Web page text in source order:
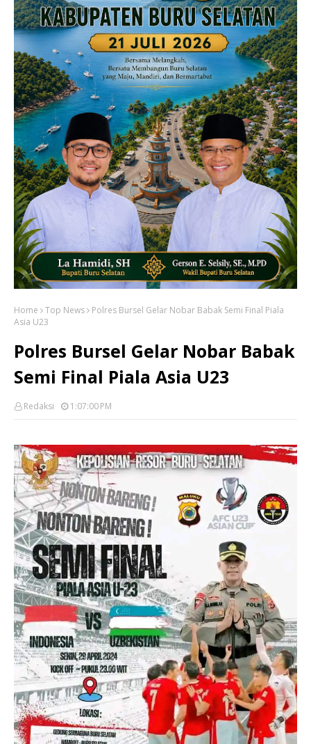
Home Top News
Polres Bursel Gelar Nobar Babak Semi Final Piala
Asia U23
Polres Bursel Gelar Nobar Babak
Semi Final Piala Asia U23
Redaksi 1:07:00 PM